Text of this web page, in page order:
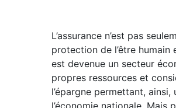
L’assurance n’est pas
protection de l’être
est devenue un secteur
propres ressources et
l’épargne permettant,
l’économie nationale.